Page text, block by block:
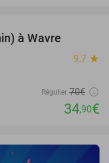
à Wavre
9.7 star
Régulier 70€
34,90€